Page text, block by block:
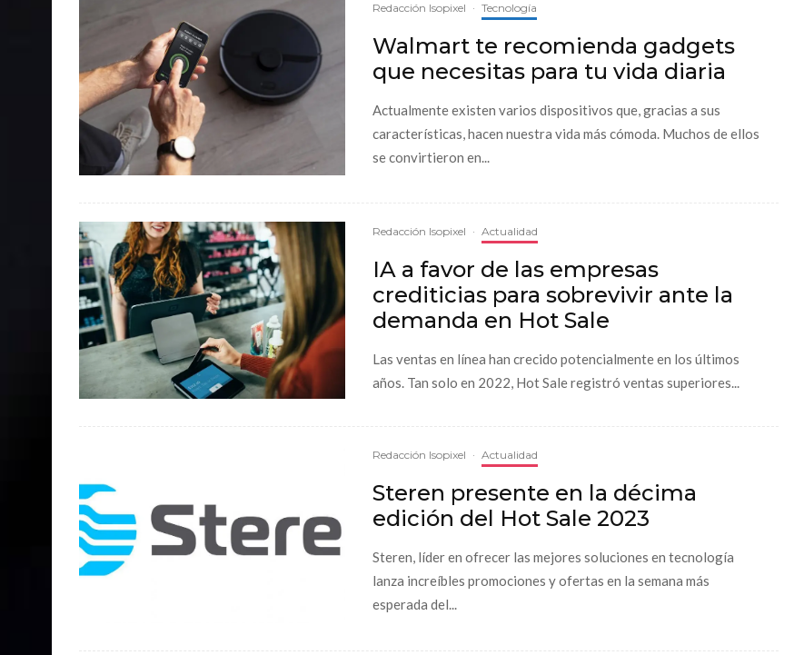
Redacción Isopixel · Tecnología
Walmart te recomienda gadgets
que necesitas para tu vida diaria
Actualmente existen varios dispositivos que, gracias a sus
características, hacen nuestra vida más cómoda. Muchos de ellos
se convirtieron en...
Redacción Isopixel · Actualidad
IA a favor de las empresas
crediticias para sobrevivir ante la
demanda en Hot Sale
Las ventas en línea han crecido potencialmente en los últimos
años. Tan solo en 2022, Hot Sale registró ventas superiores...
Redacción Isopixel · Actualidad
Steren presente en la décima
edición del Hot Sale 2023
Steren, líder en ofrecer las mejores soluciones en tecnología
lanza increíbles promociones y ofertas en la semana más
esperada del...